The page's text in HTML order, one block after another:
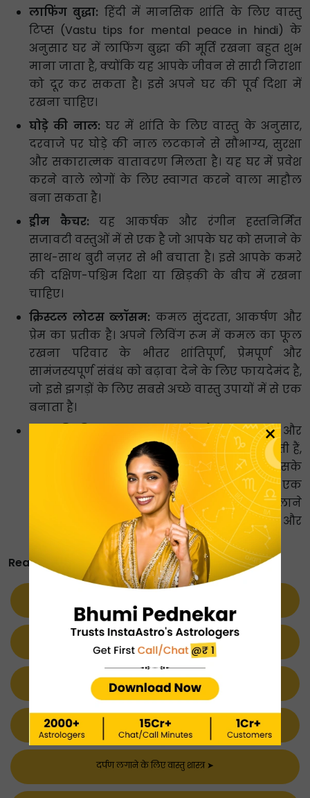
लाफिंग बुद्धा: हिंदी में मानसिक शांति के लिए वास्तु
टिप्स (Vastu tips for mental peace in hindi) के
अनुसार घर में लाफिंग बुद्धा की मूर्ति रखना बहुत शुभ
माना जाता है, क्योंकि यह आपके जीवन से सारी निराशा
को दूर कर सकता है। इसे अपने घर की पूर्व दिशा में
रखना चाहिए।
घोड़े की नाल: घर में शांति के लिए वास्तु के अनुसार,
दरवाजे पर घोड़े की नाल लटकाने से सौभाग्य, सुरक्षा
और सकारात्मक वातावरण मिलता है। यह घर में प्रवेश
करने वाले लोगों के लिए स्वागत करने वाला माहौल
बना सकता है।
ड्रीम कैचर: यह आकर्षक और रंगीन हस्तनिर्मित
सजावटी वस्तुओं में से एक है जो आपके घर को सजाने के
साथ-साथ बुरी नज़र से भी बचाता है। इसे आपके कमरे
की दक्षिण-पश्चिम दिशा या खिड़की के बीच में रखना
चाहिए।
क्रिस्टल लोटस ब्लॉसम: कमल सुंदरता, आकर्षण और
प्रेम का प्रतीक है। अपने लिविंग रूम में कमल का फूल
रखना परिवार के भीतर शांतिपूर्ण, प्रेमपूर्ण और
सामंजस्यपूर्ण संबंध को बढ़ावा देने के लिए फायदेमंद है,
जो इसे झगड़ों के लिए सबसे अच्छे वास्तु उपायों में से एक
बनाता है।
ये घंटियाँ सौभाग्य, भाग्य और
सकारात्मक ऊर्जा को आकर्षित करने में मदद करती हैं,
साथ ही नकारात्मक ऊर्जा को भी दूर भगाती हैं। इसके
अतिरिक्त, जब विंड चाइम की पाँच तांबे की घंटियाँ एक
दूसरे से टकराती हैं, तो यह चर्च की घंटी की याद दिलाने
वाली एक सुखद ध्वनि उत्पन्न करती है, जो मन और
आत्मा को सुकून दे सकती है।
Read More About Vastu Shastra:
प्यार के लिए वास्तु शास्त्र➤
स्वास्थ्य के लिए वास्तु शास्त्र➤
बालकनी के लिए वास्तु शास्त्र
दर्पण लगाने के लिए वास्तु शास्त्र➤
×